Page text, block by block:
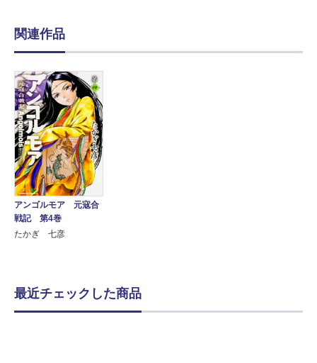
関連作品
アンゴルモア 元寇合
戦記 第4巻
たかぎ 七彦
最近チェックした商品